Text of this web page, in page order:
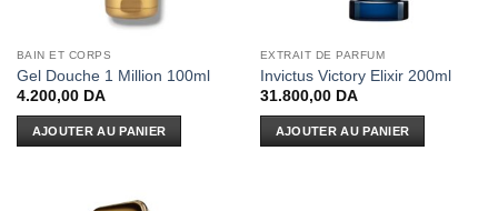
BAIN ET CORPS
Gel Douche 1 Million 100ml
4.200,00 DA
AJOUTER AU PANIER
EXTRAIT DE PARFUM
Invictus Victory Elixir 200ml
31.800,00 DA
AJOUTER AU PANIER